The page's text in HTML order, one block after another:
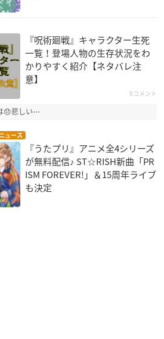
『呪術廻戦』キャラクター生死
一覧！登場人物の生存状況をわ
かりやすく紹介【ネタバレ注
意】
6コメント
😞悲しい⋯
ュース
『うたプリ』アニメ全4シリーズ
が無料配信♪ ST☆RISH新曲「PR
ISM FOREVER!」＆15周年ライブ
も決定